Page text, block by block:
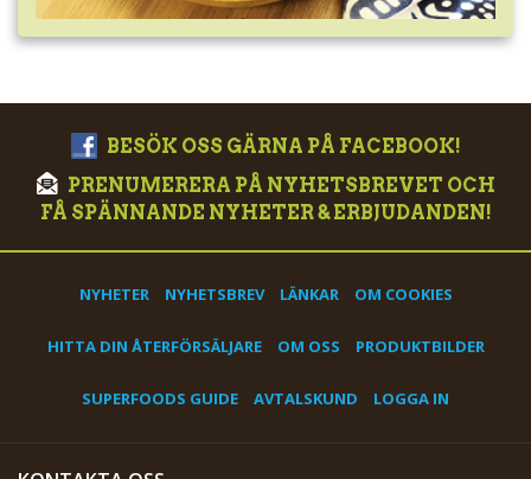
BESÖK OSS GÄRNA PÅ FACEBOOK!
PRENUMERERA PÅ NYHETSBREVET OCH
FÅ SPÄNNANDE NYHETER & ERBJUDANDEN!
NYHETER NYHETSBREV LÄNKAR OM COOKIES
HITTA DIN ÅTERFÖRSÄLJARE OM OSS PRODUKTBILDER
SUPERFOODS GUIDE AVTALSKUND LOGGA IN